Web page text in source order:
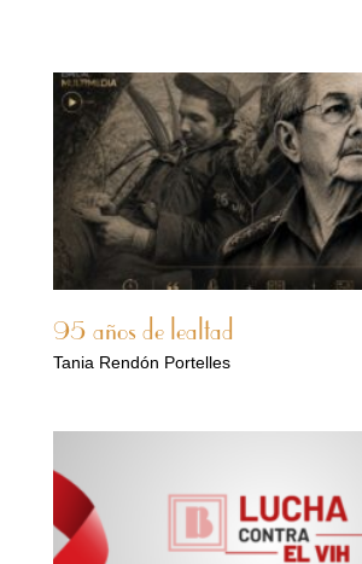
95 años de lealtad
Tania Rendón Portelles